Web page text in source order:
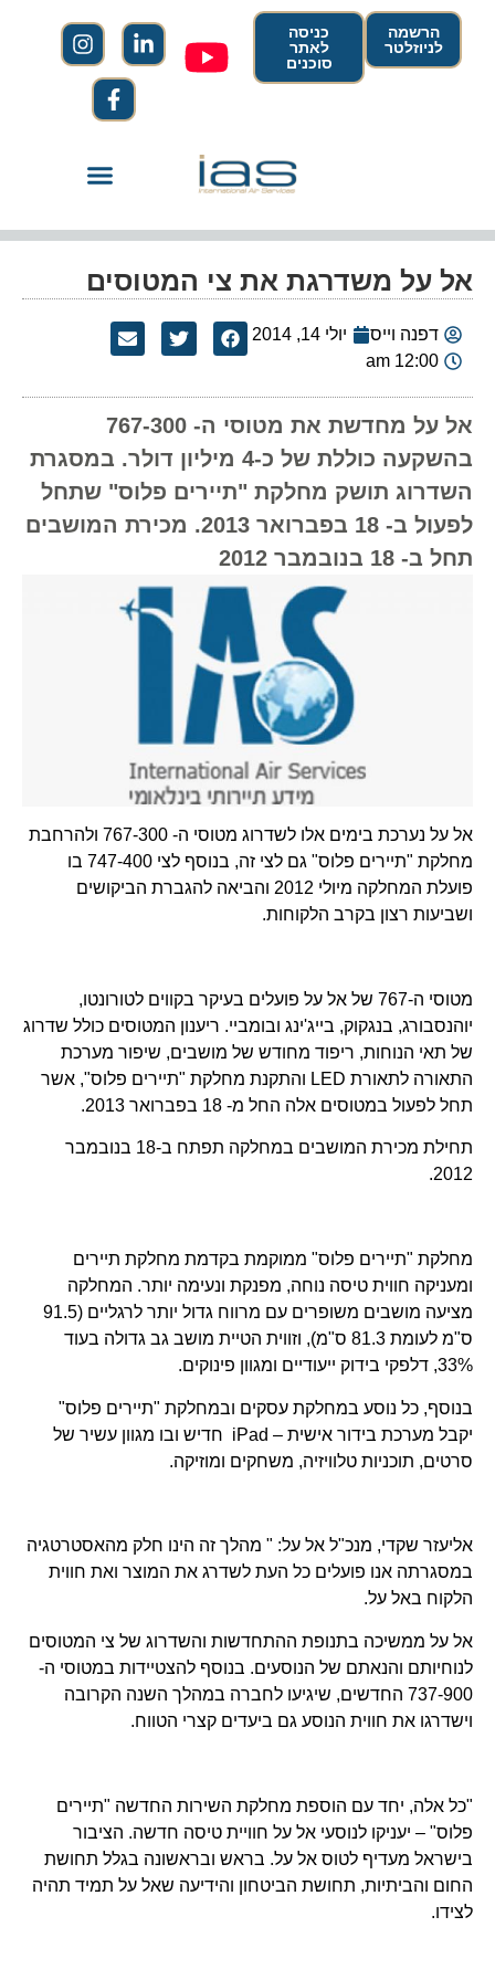
הרשמה
לניוזלטר
כניסה
לאתר
סוכנים
אל על משדרגת את צי המטוסים
דפנה וייס
יולי 14, 2014
12:00 am
אל על מחדשת את מטוסי ה- 767-300
בהשקעה כוללת של כ-4 מיליון דולר. במסגרת
השדרוג תושק מחלקת "תיירים פלוס" שתחל
לפעול ב- 18 בפברואר 2013. מכירת המושבים
תחל ב- 18 בנובמבר 2012
אל על נערכת בימים אלו לשדרוג מטוסי ה- 767-300 ולהרחבת
מחלקת "תיירים פלוס" גם לצי זה, בנוסף לצי 747-400 בו
פועלת המחלקה מיולי 2012 והביאה להגברת הביקושים
ושביעות רצון בקרב הלקוחות.
מטוסי ה-767 של אל על פועלים בעיקר בקווים לטורונטו,
יוהנסבורג, בנגקוק, בייג'ינג ובומביי. ריענון המטוסים כולל שדרוג
של תאי הנוחות, ריפוד מחודש של מושבים, שיפור מערכת
התאורה לתאורת LED והתקנת מחלקת "תיירים פלוס", אשר
תחל לפעול במטוסים אלה החל מ- 18 בפברואר 2013.
תחילת מכירת המושבים במחלקה תפתח ב-18 בנובמבר
2012.
מחלקת "תיירים פלוס" ממוקמת בקדמת מחלקת תיירים
ומעניקה חווית טיסה נוחה, מפנקת ונעימה יותר. המחלקה
מציעה מושבים משופרים עם מרווח גדול יותר לרגליים (91.5
ס"מ לעומת 81.3 ס"מ), וזווית הטיית מושב גב גדולה בעוד
33%, דלפקי בידוק ייעודיים ומגוון פינוקים.
בנוסף, כל נוסע במחלקת עסקים ובמחלקת "תיירים פלוס"
יקבל מערכת בידור אישית – iPad חדיש ובו מגוון עשיר של
סרטים, תוכניות טלוויזיה, משחקים ומוזיקה.
אליעזר שקדי, מנכ"ל אל על: " מהלך זה הינו חלק מהאסטרטגיה
במסגרתה אנו פועלים כל העת לשדרג את המוצר ואת חווית
הלקוח באל על.
אל על ממשיכה בתנופת ההתחדשות והשדרוג של צי המטוסים
לנוחיותם והנאתם של הנוסעים. בנוסף להצטיידות במטוסי ה-
737-900 החדשים, שיגיעו לחברה במהלך השנה הקרובה
וישדרגו את חווית הנוסע גם ביעדים קצרי הטווח.
"כל אלה, יחד עם הוספת מחלקת השירות החדשה "תיירים
פלוס" – יעניקו לנוסעי אל על חוויית טיסה חדשה. הציבור
בישראל מעדיף לטוס אל על. בראש ובראשונה בגלל תחושת
החום והביתיות, תחושת הביטחון והידיעה שאל על תמיד תהיה
לצידו.